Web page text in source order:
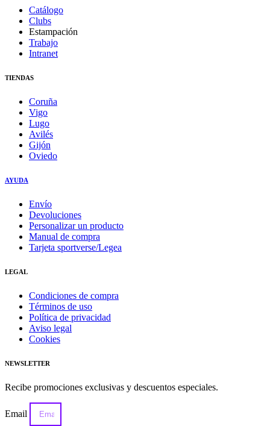
Catálogo
Clubs
Estampación
Trabajo
Intranet
TIENDAS
Coruña
Vigo
Lugo
Avilés
Gijón
Oviedo
AYUDA
Envío
Devoluciones
Personalizar un producto
Manual de compra
Tarjeta sportverse/Legea
LEGAL
Condiciones de compra
Términos de uso
Política de privacidad
Aviso legal
Cookies
NEWSLETTER
Recibe promociones exclusivas y descuentos especiales.
Email